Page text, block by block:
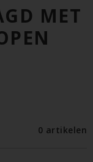
MET
0 artikelen